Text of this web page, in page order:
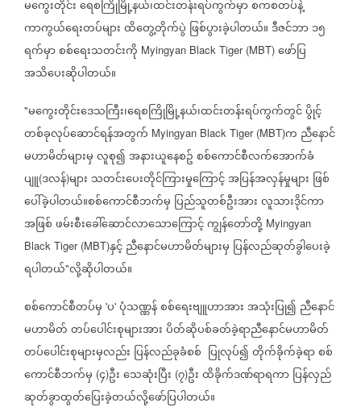
မကွေးတိုင်းရေစကြိုမြို့နယ်၊ထင်းတန်းရပ်ကွက်မှာစကစတပ်နဲ့
ကာကွယ်ရေးတပ်များထိတွေ့တိုက်ပွဲ ဖြစ်ပွားခဲ့ပါတယ်။ဒီဇင်ဘာ၁၅
ရက်မှာစစ်ရေးသတင်းကို Myingyan Black Tiger (MBT) ဖော်ပြ
အသိပေးဆိုပါတယ်။
"မကွေးတိုင်းဒေသကြီး၊ရေစကြိုမြို့နယ်၊ထင်းတန်းရပ်ကွက်တွင်ပွိုင့်
တစ်ခုလုပ်ဆောင်ရန်အတွက် Myingyan Black Tiger (MBT)က ညီနောင်
မဟာမိတ်များမှလူစု၍အနားယူနေစဥ်စစ်ကောင်စီလက်အောက်ခံ
ပျူ(ဒလန်)များ သတင်းပေးတိုင်ကြားမှုကြောင့်အပြန်အလှန်မှုများ ဖြစ်
ပေါ်ခဲ့ပါတယ်။စစ်ကောင်စီဘက်မှ ပြည်သူတစ်ဦးအားလူသားဒိုင်ကာ
အဖြစ်ဖမ်းစီးခေါ်ဆောင်လာသောကြောင့်ကျွန်တော်တို့ Myingyan
Black Tiger (MBT)နှင့်ညီနောင်မဟာမိတ်များမှ ပြန်လည်ဆုတ်ခွါပေးခဲ့
ရပါတယ်"လို့ဆိုပါတယ်။
စစ်ကောင်စီတပ်မှ 'ပ' ပုံသဏ္ဏန်စစ်ရေးဗျူဟာအားအသုံးပြု၍ ညီနောင်
မဟာမိတ်တပ်ပေါင်းစုများအားပိတ်ဆိုပစ်ခတ်ခဲ့ရာညီနောင်မဟာမိတ်
တပ်ပေါင်းစုများမှလည်း ပြန်လည်ခုခံစစ် ပြုလုပ်၍တိုက်ခိုက်ခဲ့ရာစစ်
ကောင်စီဘက်မှ (၄)ဦးသေဆုံးပြီး (၇)ဦးထိခိုက်ဒဏ်ရာရကာပြန်လှည်
ဆုတ်ခွာထွတ်ပြေးခဲ့တယ်လို့ဖော်ပြပါတယ်။